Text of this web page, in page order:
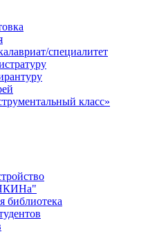
специалитет
класс»
библиотека